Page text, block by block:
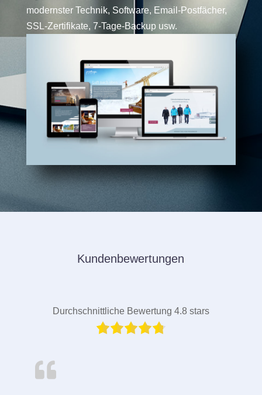
modernster Technik, Software, Email-Postfächer,
SSL-Zertifikate, 7-Tage-Backup usw.
Kundenbewertungen
Durchschnittliche Bewertung 4.8 stars